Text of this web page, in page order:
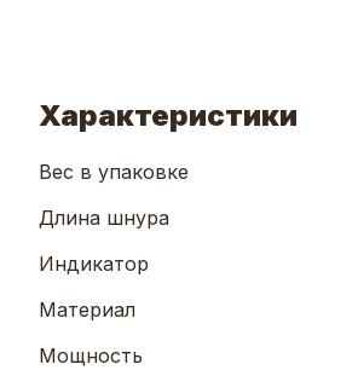
Характеристики
Вес в упаковке
Длина шнура
Индикатор
Материал
Мощность